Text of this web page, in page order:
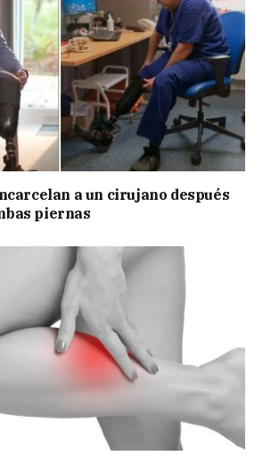
a un cirujano después
piernas